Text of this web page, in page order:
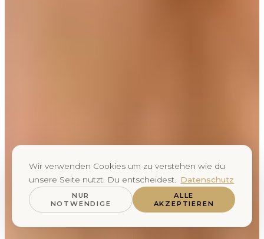
Wir verwenden Cookies um zu verstehen wie du
unsere Seite nutzt. Du entscheidest.
Datenschutz
NUR
NOTWENDIGE
ALLE
AKZEPTIEREN